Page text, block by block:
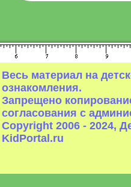
Весь материал на
ознакомления.
Запрещено
согласования с
Copyright 2006 - 2024,
KidPortal.ru